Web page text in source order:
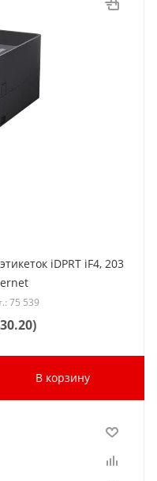
iDPRT iF4, 203
75 539
)
В корзину